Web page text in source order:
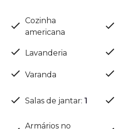
Cozinha
americana
Lavanderia
Varanda
Salas de jantar: 1
Armários no